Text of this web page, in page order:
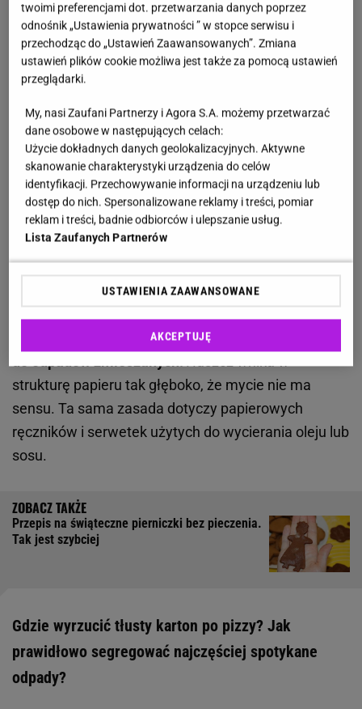
masłem traci swoje właściwości, gdyż włókna
celulozowe nie nadają się już do ponownego
przetworzenia. Podobnie jest z plastikiem:
zatłuszczona powierzchnia sprawia, że jego
oczyszczenie staje się kosztowne lub wręcz
niemożliwe.
Co gorsza, jeden zatłuszczony element może
zanieczyścić całą partię surowców na sortowni. W
efekcie odpady, które teoretycznie nadawałyby się
do recyklingu, trafiają na składowisko lub do
spalarni. Wobec tego przy tłustych opakowaniach
ważniejsze od materiału jest to, czy dany przedmiot
nadaje się do ponownego przetworzenia
Papierowe opakowania po maśle, margarynie czy
serkach topionych niemal zawsze powinny trafiać
do odpadów zmieszanych.Tłuszcz wnika w
strukturę papieru tak głęboko, że mycie nie ma
sensu. Ta sama zasada dotyczy papierowych
ręczników i serwetek użytych do wycierania oleju lub
sosu.
Przepis na świąteczne pierniczki bez pieczenia.
Tak jest szybciej
Gdzie wyrzucić tłusty karton po pizzy? Jak
prawidłowo segregować najczęściej spotykane
odpady?
twoimi preferencjami dot. przetwarzania danych poprzez
odnośnik „Ustawienia prywatności ” w stopce serwisu i
przechodząc do „Ustawień Zaawansowanych”. Zmiana
ustawień plików cookie możliwa jest także za pomocą ustawień
przeglądarki.
My, nasi Zaufani Partnerzy i Agora S.A. możemy przetwarzać
dane osobowe w następujących celach:
Użycie dokładnych danych geolokalizacyjnych. Aktywne
skanowanie charakterystyki urządzenia do celów
identyfikacji. Przechowywanie informacji na urządzeniu lub
dostęp do nich. Spersonalizowane reklamy i treści, pomiar
reklam i treści, badnie odbiorców i ulepszanie usług.
Lista Zaufanych Partnerów
USTAWIENIA ZAAWANSOWANE
AKCEPTUJĘ